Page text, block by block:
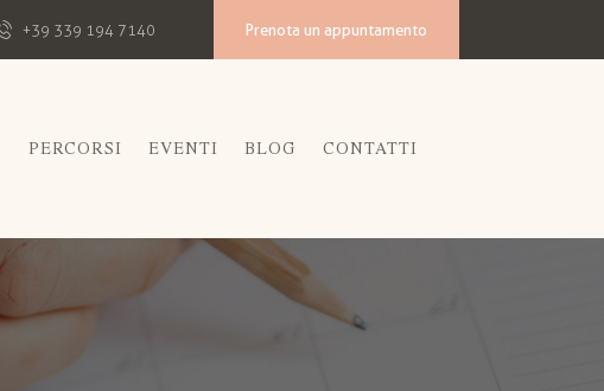
+39 339 194 7140 Prenota un appuntamento
PERCORSI EVENTI BLOG CONTATTI